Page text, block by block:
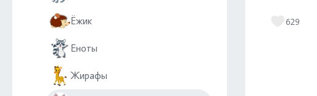
Ёжик
Еноты
Жирафы
629